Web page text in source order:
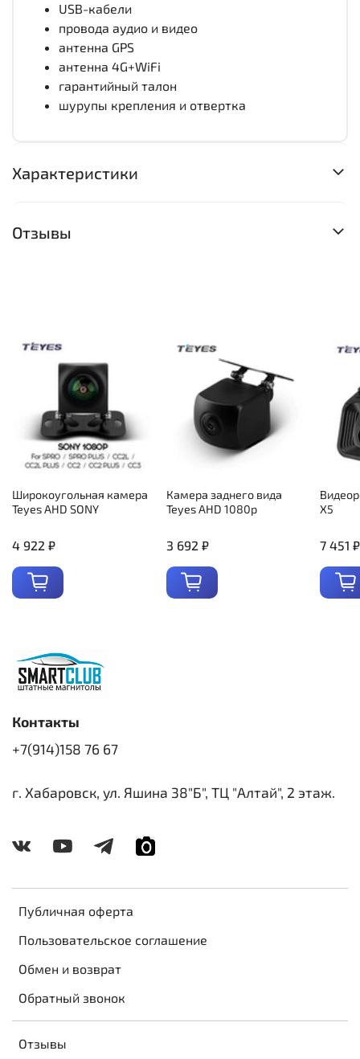
USB-кабели
провода аудио и видео
антенна GPS
антенна 4G+WiFi
гарантийный талон
шурупы крепления и отвертка
Характеристики
Отзывы
Широкоугольная камера
Teyes AHD SONY
4 922 ₽
Камера заднего вида
Teyes AHD 1080p
3 692 ₽
X5
7 451 ₽
Публичная оферта
Пользовательское соглашение
Обмен и возврат
Обратный звонок
Отзывы
Контакты
+7(914)158 76 67
г. Хабаровск, ул. Яшина 38"Б", ТЦ "Алтай", 2 этаж.